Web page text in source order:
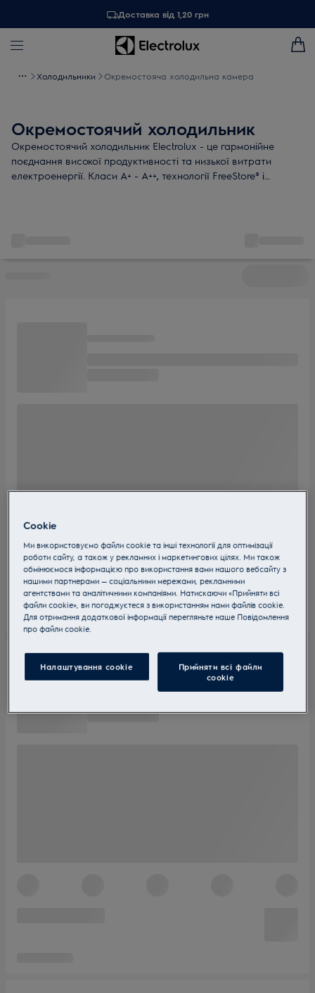
Доставка від 1,20 грн
Холодильники Окремостояча холодильна камера
Окремостоячий холодильник
Окремостоячий холодильник Electrolux - це гармонійне
поєднання високої продуктивності та низької витрати
електроенергії. Класи А+ - А++, технології FreeStore® і
Cookie
Ми використовуємо файли cookie та інші технології для оптимізації
роботи сайту, а також у рекламних і маркетингових цілях. Ми також
обмінюємося інформацією про використання вами нашого вебсайту з
нашими партнерами — соціальними мережами, рекламними
агентствами та аналітичними компаніями. Натискаючи «Прийняти всі
файли cookie», ви погоджуєтеся з використанням нами файлів cookie.
Для отримання додаткової інформації перегляньте наше Пoвідомлення
прo файли cookie.
Налаштування cookie
Прийняти всі файли
сookie